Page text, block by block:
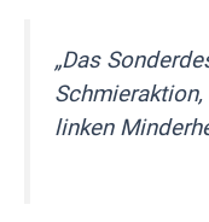
„Das
linken